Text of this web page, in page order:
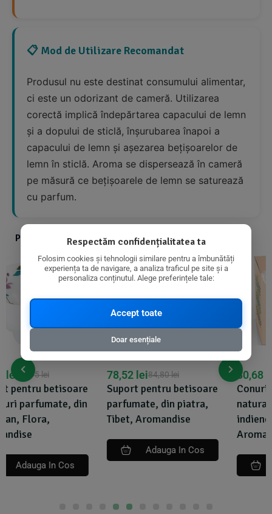
📋 Mod de Utilizare Recomandat
Produsul nu este destinat consumului alimentar,
ci este un odorizant de cameră. Utilizarea
corectă implică îndepărtarea capacului de lemn
și a dopului de sticlă, înșurubarea înapoi a
capacului de lemn și așezarea bețișoarelor de
lemn în sticlă. Aroma se dispersează în cameră
pe măsură ce bețișoarele de lemn se saturează
cu parfum.
Produse din aceeasi categorie cu produsul ales
Suport pentru betisoare
parfumate, din piatra,
Tibet, Aromandise
78,52lei
Conuri parfumate
naturale - santal,
indiene, 12 buc.,
30,68lei
Respectăm confidențialitatea ta
Folosim cookies și tehnologii similare pentru a îmbunătăți
experiența ta de navigare, a analiza traficul pe site și a
personaliza conținutul. Alege preferințele tale:
Accept toate
Doar esențiale